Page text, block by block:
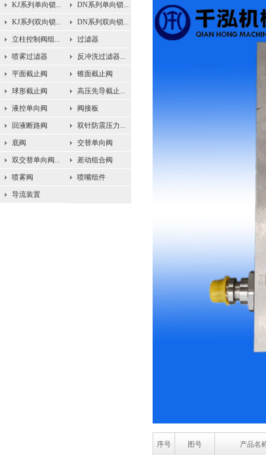
KJ系列单向锁... DN系列单向锁...
KJ系列双向锁... DN系列双向锁...
立柱控制阀组... 过滤器
喷雾过滤器 反冲洗过滤器...
平面截止阀 锥面截止阀
球形截止阀 高压先导截止...
液控单向阀 阀接板
回液断路阀 双针防震压力...
底阀 交替单向阀
双交替单向阀... 差动组合阀
喷雾阀 喷嘴组件
导流装置
序号 图号 产品名